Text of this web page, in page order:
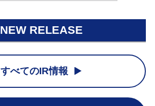
NEW RELEASE
すべてのIR情報